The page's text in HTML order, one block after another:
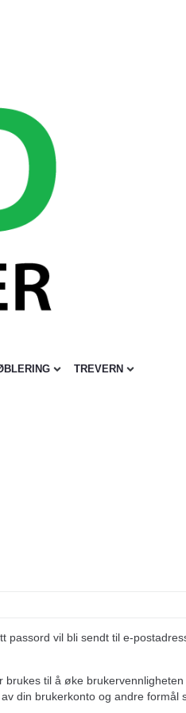
TREVERN
passord vil bli sendt til e-
brukes til å øke
din brukerkonto og andre formål